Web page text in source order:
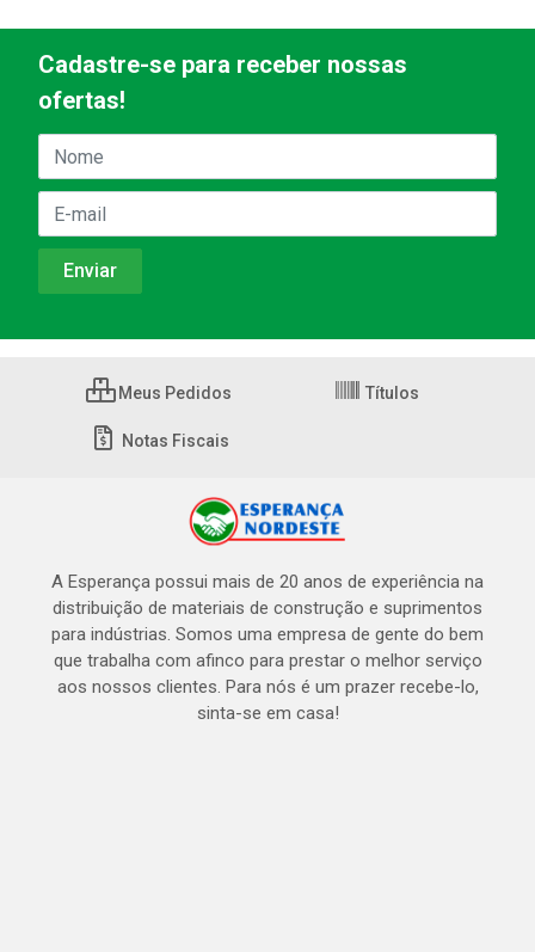
Cadastre-se para receber nossas
ofertas!
Meus Pedidos Títulos
Notas Fiscais
A Esperança possui mais de 20 anos de experiência na
distribuição de materiais de construção e suprimentos
para indústrias. Somos uma empresa de gente do bem
que trabalha com afinco para prestar o melhor serviço
aos nossos clientes. Para nós é um prazer recebe-lo,
sinta-se em casa!